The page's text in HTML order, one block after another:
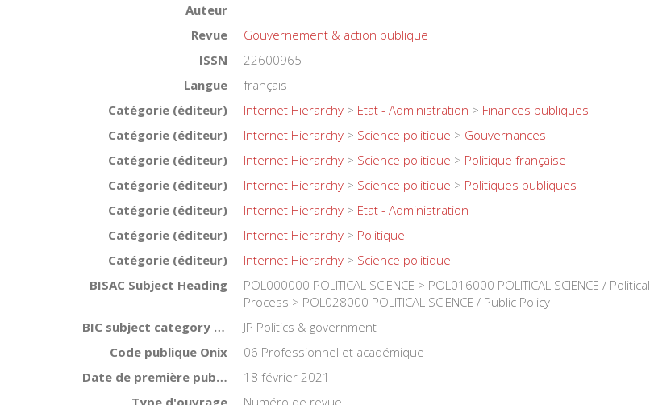
Auteur
Revue
Gouvernement & action publique
ISSN
22600965
Langue
français
Catégorie (éditeur)
Internet Hierarchy > Etat - Administration > Finances publiques
Catégorie (éditeur)
Internet Hierarchy > Science politique > Gouvernances
Catégorie (éditeur)
Internet Hierarchy > Science politique > Politique française
Catégorie (éditeur)
Internet Hierarchy > Science politique > Politiques publiques
Catégorie (éditeur)
Internet Hierarchy > Etat - Administration
Catégorie (éditeur)
Internet Hierarchy > Politique
Catégorie (éditeur)
Internet Hierarchy > Science politique
BISAC Subject Heading
POL000000 POLITICAL SCIENCE > POL016000 POLITICAL SCIENCE / Political
Process > POL028000 POLITICAL SCIENCE / Public Policy
BIC subject category (UK)
JP Politics & government
Code publique Onix
06 Professionnel et académique
Date de première publication du titre
18 février 2021
Type d'ouvrage
Numéro de revue